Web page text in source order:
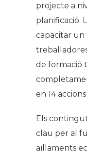
projecte a
planificació.
capacitar un
de formació
en 14
Els
clau per al
aïllaments